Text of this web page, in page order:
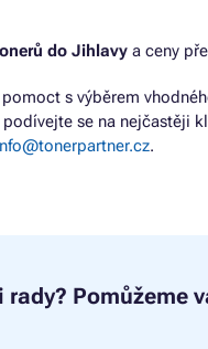
do Jihlavy a ceny
s výběrem
se na nejčastěji
.
rady? Pomůžeme